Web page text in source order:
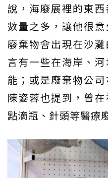
說，海廢展裡的東
數量之多，讓他很
廢棄物會出現在沙
言有一些在海岸、
能；或是廢棄物公
陳姿蓉也提到，曾
點滴瓶、針頭等醫療